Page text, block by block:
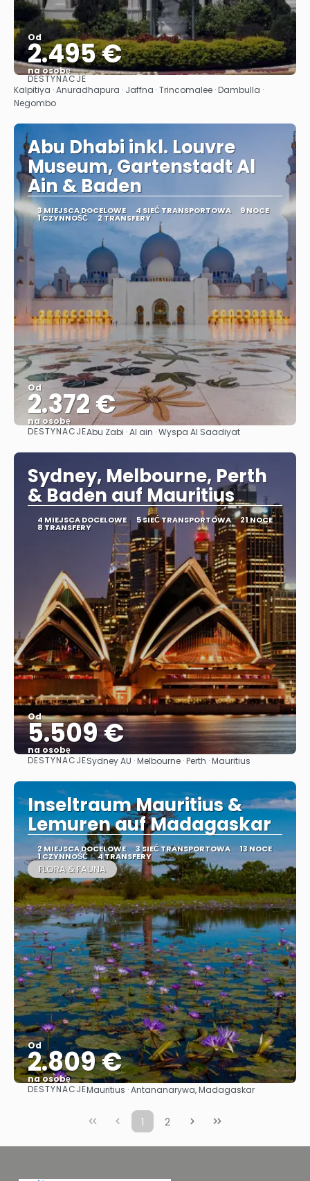
Od
2.495 €
na osobę
Zobacz
DESTYNACJE
Kalpitiya · Anuradhapura · Jaffna · Trincomalee · Dambulla ·
Negombo
Abu Dhabi inkl. Louvre
Museum, Gartenstadt Al
Ain & Baden
3 MIEJSCA DOCELOWE 4 SIEĆ TRANSPORTOWA 9 NOCE
1 CZYNNOŚĆ 2 TRANSFERY
Od
2.372 €
na osobę
Zobacz
DESTYNACJEAbu Zabi · Al ain · Wyspa Al Saadiyat
Sydney, Melbourne, Perth
& Baden auf Mauritius
4 MIEJSCA DOCELOWE 5 SIEĆ TRANSPORTOWA 21 NOCE
8 TRANSFERY
Od
5.509 €
na osobę
Zobacz
DESTYNACJESydney AU · Melbourne · Perth · Mauritius
Inseltraum Mauritius &
Lemuren auf Madagaskar
2 MIEJSCA DOCELOWE 3 SIEĆ TRANSPORTOWA 13 NOCE
1 CZYNNOŚĆ 4 TRANSFERY
FLORA & FAUNA
Od
2.809 €
na osobę
Zobacz
DESTYNACJEMauritius · Antananarywa, Madagaskar
1 2